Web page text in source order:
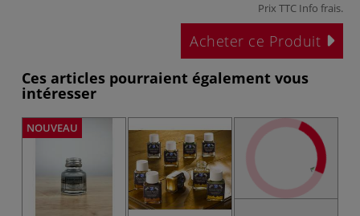
Prix TTC Info frais.
Acheter ce Produit
Ces articles pourraient également vous
intéresser
NOUVEAU